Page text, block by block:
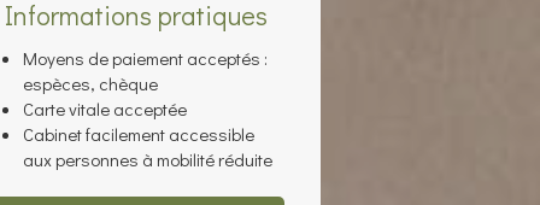
Informations pratiques
Moyens de paiement acceptés :
espèces, chèque
Carte vitale acceptée
Cabinet facilement accessible
aux personnes à mobilité réduite